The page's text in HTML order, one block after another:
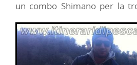
un combo Shimano per la